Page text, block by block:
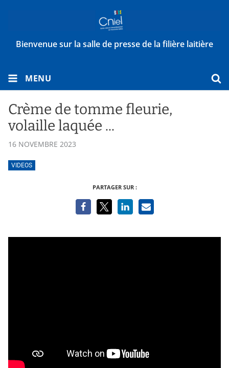
Bienvenue sur la salle de presse de la filière laitière
MENU
Crème de tomme fleurie,
volaille laquée ...
16 NOVEMBRE 2023
VIDEOS
PARTAGER SUR :